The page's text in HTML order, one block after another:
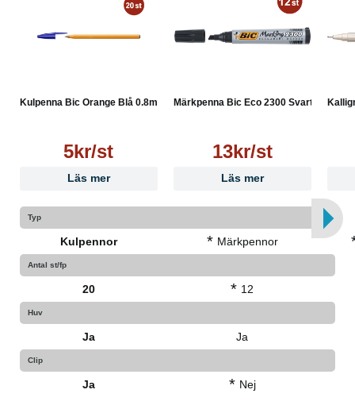
Kulpenna Bic Orange Blå 0.8mm
5kr/st
Läs mer
Märkpenna Bic Eco 2300 Svart
13kr/st
Läs mer
Typ
Kulpennor * Märkpennor
Antal st/fp
20 * 12
Huv
Ja Ja
Clip
Ja * Nej